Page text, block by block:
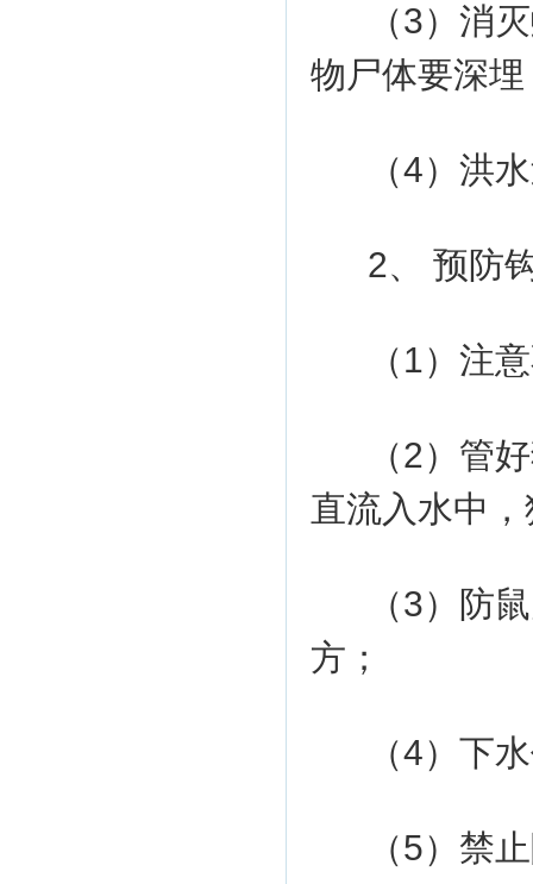
（3）消
物尸体要深
（4）洪
2、 预防
（1）注
（2）管
直流入水中
（3）防
方；
（4）下
（5）禁